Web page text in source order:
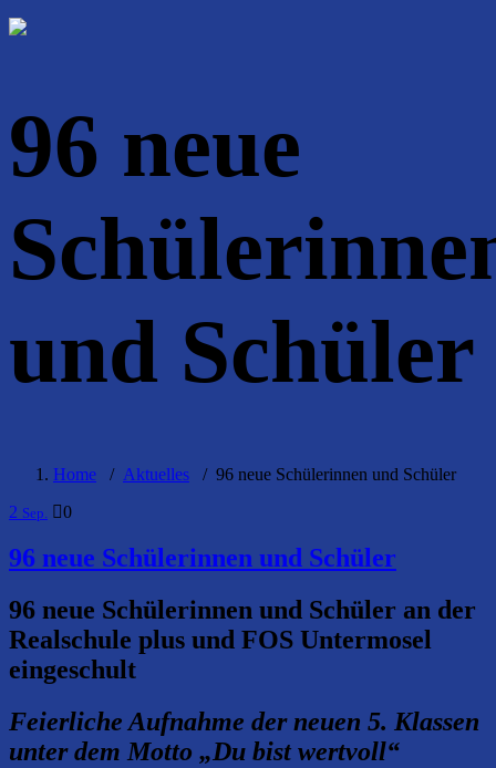
96 neue
und Schüler
Home / Aktuelles / 96 neue Schülerinnen und Schüler
2 Sep. 0
96 neue Schülerinnen und Schüler
96 neue Schülerinnen und Schüler an der
Realschule plus und FOS Untermosel
eingeschult
Feierliche Aufnahme der neuen 5. Klassen
unter dem Motto „Du bist wertvoll“